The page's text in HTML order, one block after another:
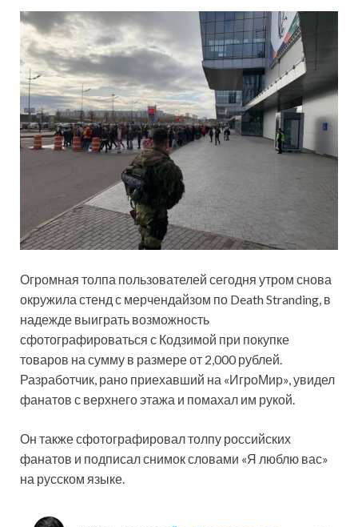
Огромная толпа пользователей сегодня утром снова
окружила стенд с мерчендайзом по Death Stranding, в
надежде выиграть возможность
сфотографироваться с Кодзимой при покупке
товаров на сумму в размере от 2,000 рублей.
Разработчик, рано приехавший на «ИгроМир», увидел
фанатов с верхнего этажа и помахал им рукой.
Он также сфотографировал толпу российских
фанатов и подписал снимок словами «Я люблю вас»
на русском языке.